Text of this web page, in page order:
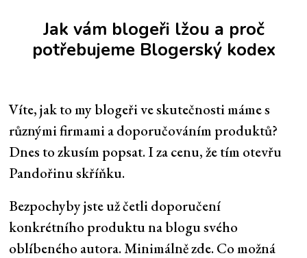
Jak vám blogeři lžou a proč
potřebujeme Blogerský kodex
Víte, jak to my blogeři ve skutečnosti máme s
různými firmami a doporučováním produktů?
Dnes to zkusím popsat. I za cenu, že tím otevřu
Pandořinu skříňku.
Bezpochyby jste už četli doporučení
konkrétního produktu na blogu svého
oblíbeného autora. Minimálně zde. Co možná